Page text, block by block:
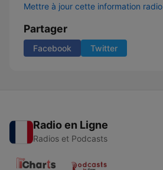
Mettre à jour cette information radio
Partager
Facebook Twitter
Radio en Ligne
Radios et Podcasts